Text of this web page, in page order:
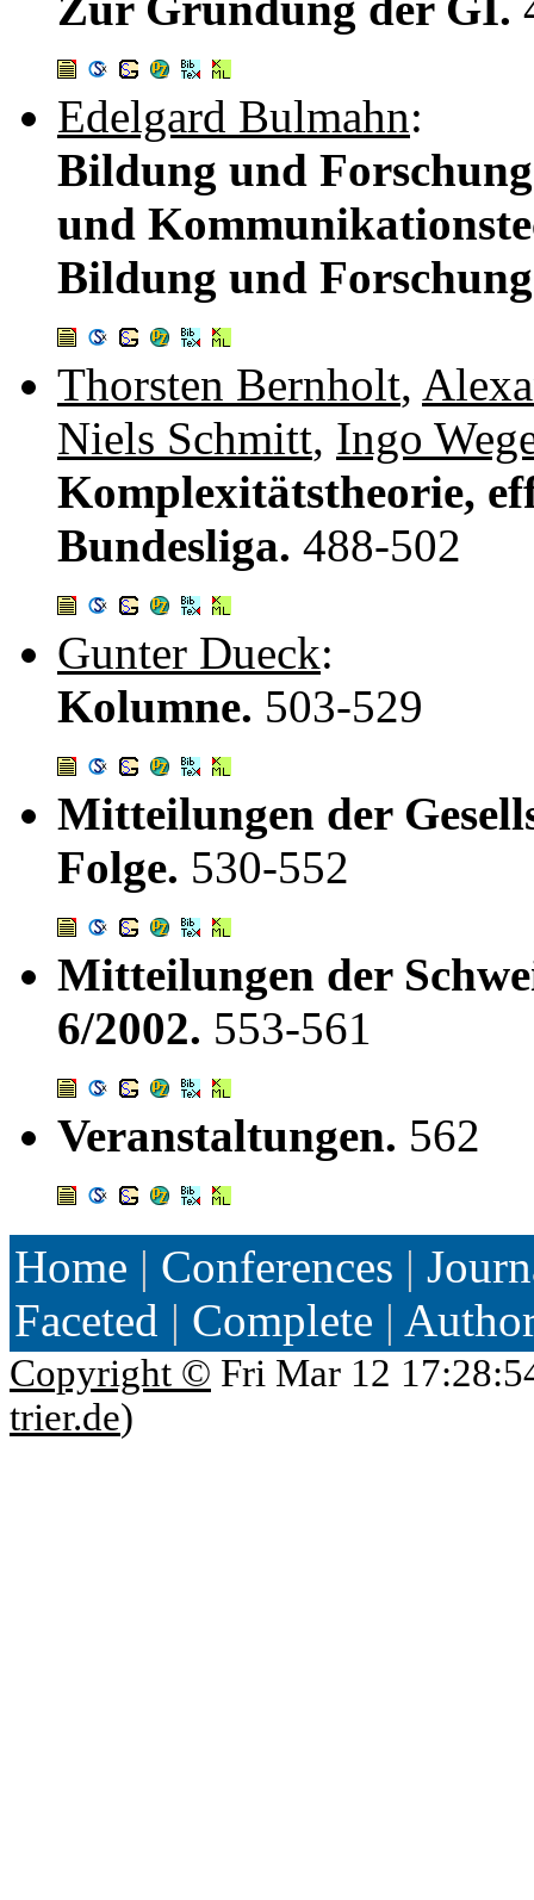
Edelgard Bulmahn:
Bildung und
und
Bildung und
Thorsten Bernholt,
Niels Schmitt, Ingo
Komplexitätstheorie,
Bundesliga. 488-502
Gunter Dueck:
Kolumne. 503-529
Mitteilungen der
Folge. 530-552
Mitteilungen der
6/2002. 553-561
Veranstaltungen. 562
Home | Conferences |
Faceted | Complete |
Copyright © Fri Mar 12
trier.de)